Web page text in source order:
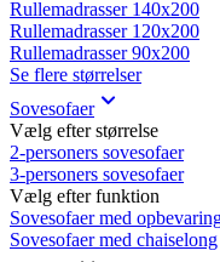
Rullemadrasser 140x200
Rullemadrasser 120x200
Rullemadrasser 90x200
Se flere størrelser
Sovesofaer
Vælg efter størrelse
2-personers sovesofaer
3-personers sovesofaer
Vælg efter funktion
Sovesofaer med
Sovesofaer med chaiselong